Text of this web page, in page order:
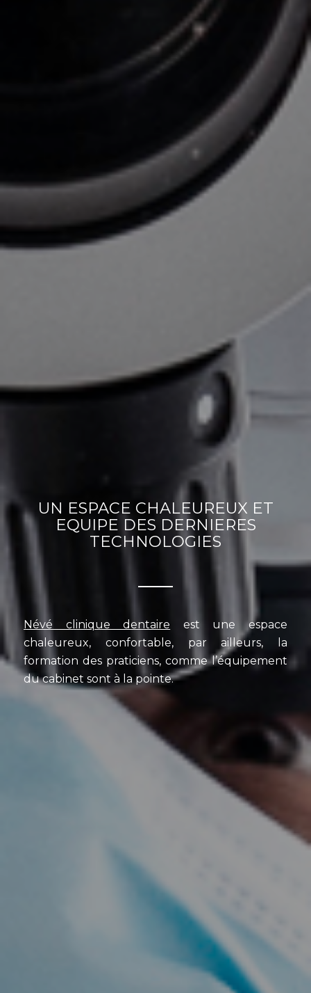
UN ESPACE CHALEUREUX ET
Névé clinique dentaireest une espace
chaleureux, confortable, par ailleurs, la
formation des praticiens, comme l’équipement
du cabinet sont à la pointe.